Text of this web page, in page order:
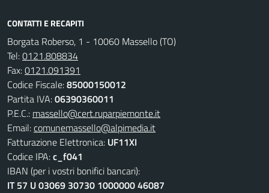
CONTATTI E RECAPITI
Borgata Roberso, 1 - 10060 Massello (TO)
Tel:0121.808834
Fax:0121.091391
Codice Fiscale:85000150012
Partita IVA:06390360011
P.E.C.: massello@cert.ruparpiemonte.it
Email:comunemassello@alpimedia.it
Fatturazione Elettronica: UF11XI
Codice IPA:c_f041
IBAN (per i vostri bonifici bancari):
IT 57 U 03069 30730 1000000 46087